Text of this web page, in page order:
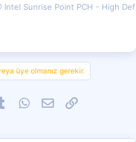
Intel Sunrise Point PCH - High
üye olmanız gerekir.
Tumblr WhatsApp
E-postaLink